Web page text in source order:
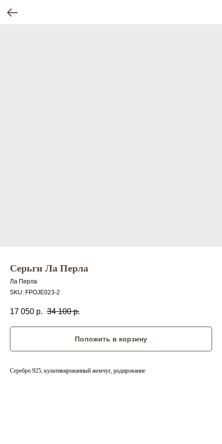
Серьги Ла Перла
Ла Перла
SKU: FPOJE023-2
17 050 р. 34 100 р.
Положить в корзину
Серебро 925, культивированный жемчуг, родирование